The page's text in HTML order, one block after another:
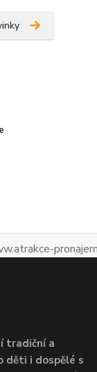
tradiční a
děti i dospělé s